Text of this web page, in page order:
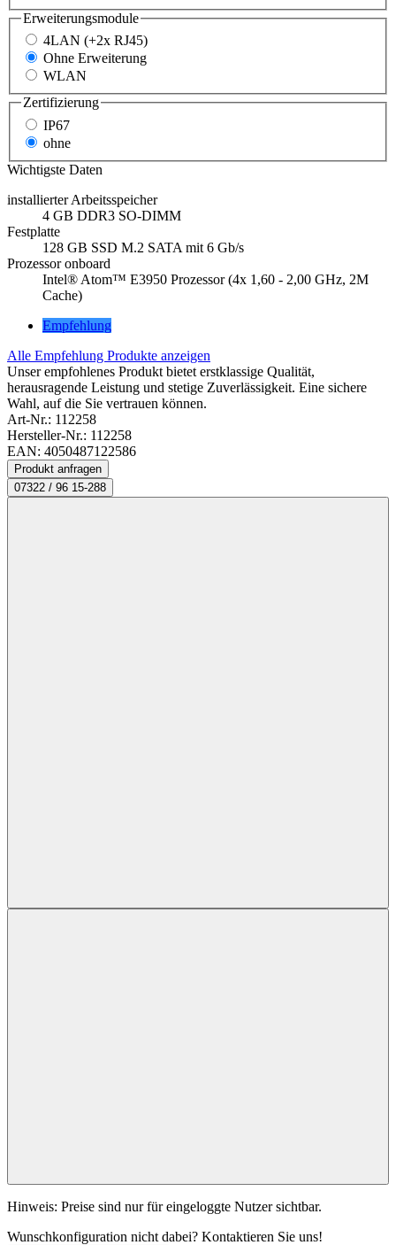
Erweiterungsmodule
4LAN (+2x RJ45)
Ohne Erweiterung
WLAN
Zertifizierung
IP67
ohne
Wichtigste Daten
installierter Arbeitsspeicher
4 GB DDR3 SO-DIMM
Festplatte
128 GB SSD M.2 SATA mit 6 Gb/s
Prozessor onboard
Intel® Atom™ E3950 Prozessor (4x 1,60 - 2,00 GHz, 2M
Cache)
Empfehlung
Alle Empfehlung Produkte anzeigen
Unser empfohlenes Produkt bietet erstklassige Qualität,
herausragende Leistung und stetige Zuverlässigkeit. Eine sichere
Wahl, auf die Sie vertrauen können.
Art-Nr.: 112258
Hersteller-Nr.: 112258
EAN: 4050487122586
Produkt anfragen
07322 / 96 15-288
Hinweis: Preise sind nur für eingeloggte Nutzer sichtbar.
Wunschkonfiguration nicht dabei? Kontaktieren Sie uns!